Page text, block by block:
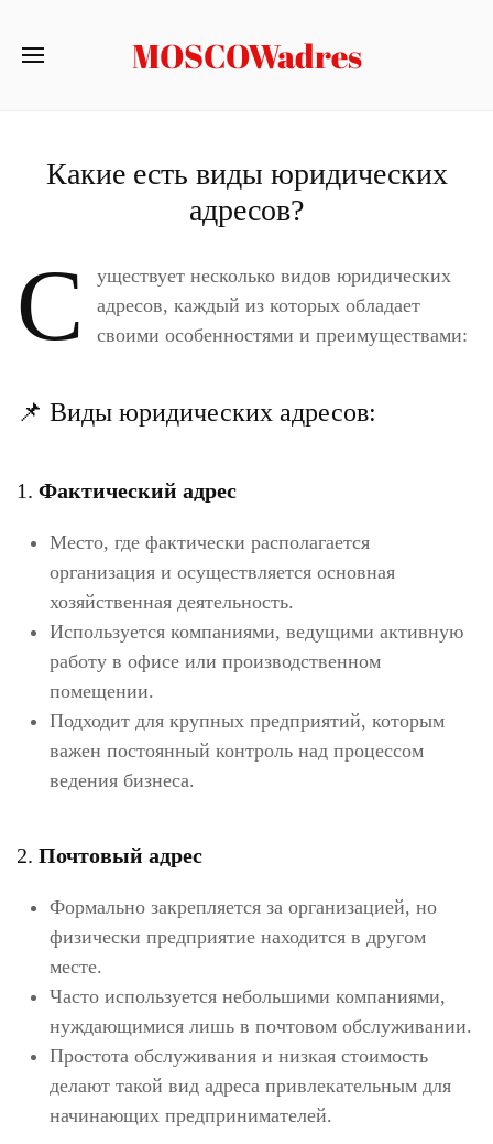
MOSCOWadres
Какие есть виды юридических
адресов?
С
уществует несколько видов юридических
адресов, каждый из которых обладает
своими особенностями и преимуществами:
📌 Виды юридических адресов:
1. Фактический адрес
Место, где фактически располагается
организация и осуществляется основная
хозяйственная деятельность.
Используется компаниями, ведущими активную
работу в офисе или производственном
помещении.
Подходит для крупных предприятий, которым
важен постоянный контроль над процессом
ведения бизнеса.
2. Почтовый адрес
Формально закрепляется за организацией, но
физически предприятие находится в другом
месте.
Часто используется небольшими компаниями,
нуждающимися лишь в почтовом обслуживании.
Простота обслуживания и низкая стоимость
делают такой вид адреса привлекательным для
начинающих предпринимателей.